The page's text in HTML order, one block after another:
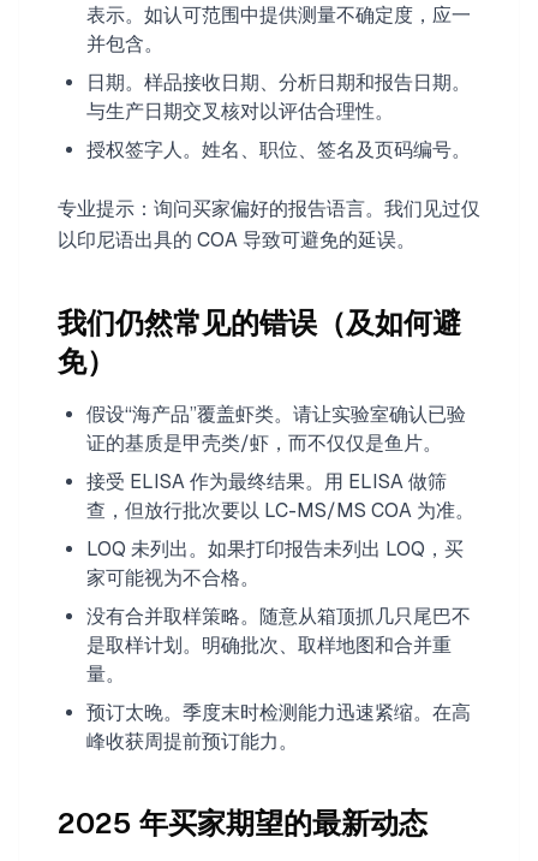
表示。如认可范围中提供测量不确定度，应一
并包含。
日期。样品接收日期、分析日期和报告日期。
与生产日期交叉核对以评估合理性。
授权签字人。姓名、职位、签名及页码编号。
专业提示：询问买家偏好的报告语言。我们见过仅
以印尼语出具的 COA 导致可避免的延误。
我们仍然常见的错误（及如何避
免）
假设“海产品”覆盖虾类。请让实验室确认已验
证的基质是甲壳类/虾，而不仅仅是鱼片。
接受 ELISA 作为最终结果。用 ELISA 做筛
查，但放行批次要以 LC-MS/MS COA 为准。
LOQ 未列出。如果打印报告未列出 LOQ，买
家可能视为不合格。
没有合并取样策略。随意从箱顶抓几只尾巴不
是取样计划。明确批次、取样地图和合并重
量。
预订太晚。季度末时检测能力迅速紧缩。在高
峰收获周提前预订能力。
2025 年买家期望的最新动态